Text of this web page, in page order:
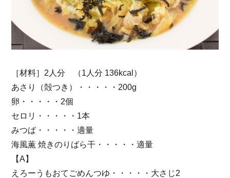
［材料］2人分 （1人分 136kcal）
あさり（殻つき）・・・・・200g
卵・・・・・2個
セロリ・・・・・1本
みつば・・・・・適量
海風薫 焼きのりばら干・・・・・適量
【A】
えろーうもおてごめんつゆ・・・・・大さじ2